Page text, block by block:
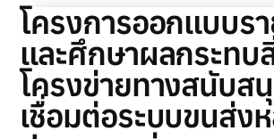
โครงการออกแบบรา
และศึกษาผลกระทบ
โครงข่ายทางสนับส
เชื่อมต่อระบบขนส่ง